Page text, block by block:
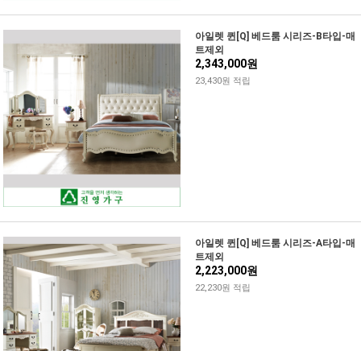
아일렛 퀸[Q] 베드룸 시리즈-B타입-매
트제외
2,343,000원
23,430원 적립
아일렛 퀸[Q] 베드룸 시리즈-A타입-매
트제외
2,223,000원
22,230원 적립